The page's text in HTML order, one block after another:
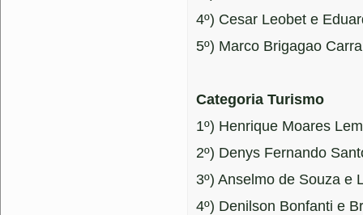
4º) Cesar Leobet e
5º) Marco Brigagao
Categoria Turismo
1º) Henrique Moares
2º) Denys Fernando
3º) Anselmo de Souza e
4º) Denilson Bonfanti e